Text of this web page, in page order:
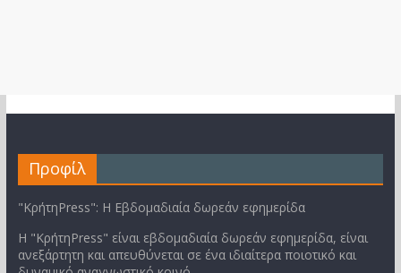
Προφίλ
"ΚρήτηPress": Η Εβδομαδιαία δωρεάν εφημερίδα
Η "ΚρήτηPress" είναι εβδομαδιαία δωρεάν εφημερίδα, είναι
ανεξάρτητη και απευθύνεται σε ένα ιδιαίτερα ποιοτικό και